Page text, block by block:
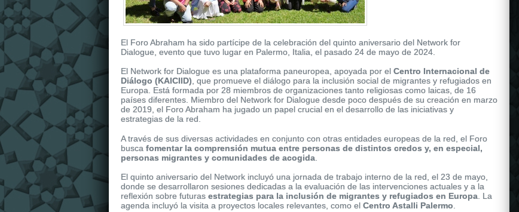
El Foro Abraham ha sido partícipe de la celebración del quinto aniversario del Network for
Dialogue, evento que tuvo lugar en Palermo, Italia, el pasado 24 de mayo de 2024.
El Network for Dialogue es una plataforma paneuropea, apoyada por el Centro Internacional de
Diálogo (KAICIID) , que promueve el diálogo para la inclusión social de migrantes y refugiados en
Europa. Está formada por 28 miembros de organizaciones tanto religiosas como laicas, de 16
países diferentes. Miembro del Network for Dialogue desde poco después de su creación en marzo
de 2019, el Foro Abraham ha jugado un papel crucial en el desarrollo de las iniciativas y
estrategias de la red.
Itreplica watchesis dressed in shiny rose gold, and shares the same attributes as the other rolex
replica ukwatches of the collection. It is secured to the wrist by a black rubber strap.
A través de sus diversas actividades en conjunto con otras entidades europeas de la red, el Foro
busca fomentar la comprensión mutua entre personas de distintos credos y, en especial,
personas migrantes y comunidades de acogida
El quinto aniversario del Network incluyó una jornada de trabajo interno de la red, el 23 de mayo,
donde se desarrollaron sesiones dedicadas a la evaluación de las intervenciones actuales y a la
reflexión sobre futuras estrategias para la inclusión de migrantes y refugiados en Europa . La
agenda incluyó la visita a proyectos locales relevantes, como el Centro Astalli Palermo